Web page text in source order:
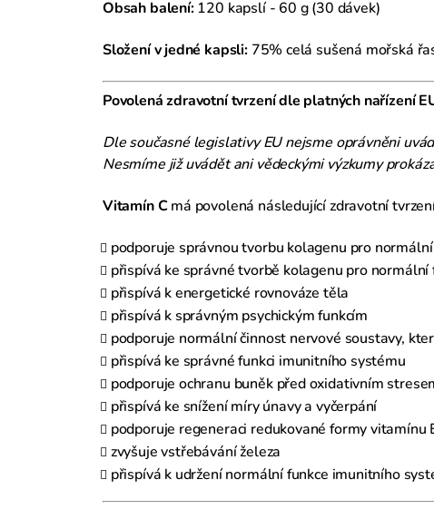
Obsah balení:120 kapslí - 60 g (30 dávek)
Složení v jedné kapsli: 75% celá sušená mořská
Povolená zdravotní tvrzení dle platných nařízení
Dle současné legislativy EU nejsme oprávněni
Nesmíme již uvádět ani vědeckými výzkumy
Vitamín Cmá povolená následující zdravotní
podporuje správnou tvorbu kolagenu pro
přispívá ke správné tvorbě kolagenu pro normální
přispívá k energetické rovnováze těla
přispívá k správným psychickým funkcím
podporuje normální činnost nervové soustavy,
přispívá ke správné funkci imunitního systému
podporuje ochranu buněk před oxidativním
přispívá ke snížení míry únavy a vyčerpání
podporuje regeneraci redukované formy vitamínu
zvyšuje vstřebávání železa
přispívá k udržení normální funkce imunitního